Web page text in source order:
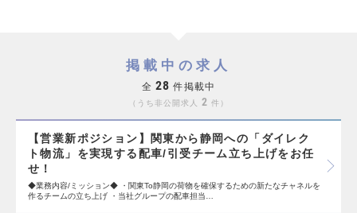
掲載中の求人
全 28 件掲載中
うち非公開求人 2 件
【営業新ポジション】関東から静岡への「ダイレク
ト物流」を実現する配車/引受チーム立ち上げをお任
せ！
◆業務内容/ミッション◆ ・関東To静岡の荷物を確保するための新たなチャネルを
作るチームの立ち上げ ・当社グループの配車担当…